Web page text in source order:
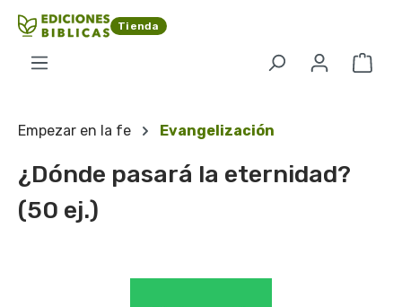
Saltar al contenido principal
Tienda
El
Empezar en la fe Evangelización
¿Dónde pasará la eternidad?
(50 ej.)